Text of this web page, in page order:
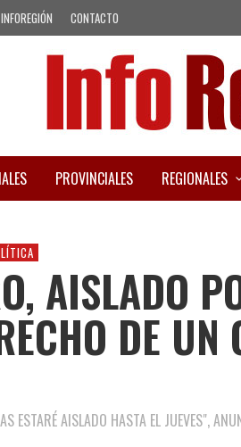
CONTACTO
PROVINCIALES REGIONALES
AISLADO
DE
ESTARÉ AISLADO HASTA EL JUEVES",